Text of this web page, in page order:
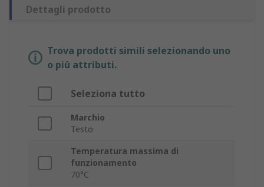
Dettagli prodotto
Trova prodotti simili selezionando uno
o più attributi.
Seleziona tutto
Marchio
Testo
Temperatura massima di
funzionamento
70°C